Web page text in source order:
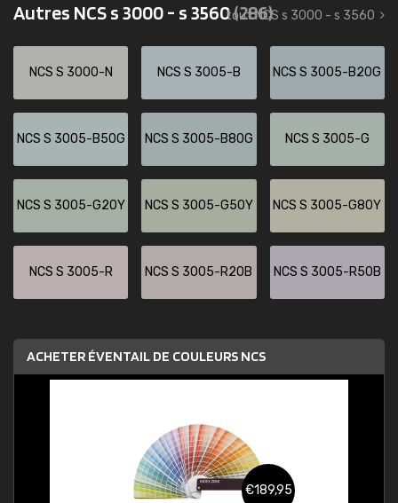
Autres NCS s 3000 - s 3560(286)
tout NCS s 3000 - s 3560
NCS S 3000-N NCS S 3005-B NCS S 3005-B20G
NCS S 3005-B50G NCS S 3005-B80G NCS S 3005-G
NCS S 3005-G20Y NCS S 3005-G50Y NCS S 3005-G80Y
NCS S 3005-R NCS S 3005-R20B NCS S 3005-R50B
ACHETER ÉVENTAIL DE COULEURS NCS
€189,95